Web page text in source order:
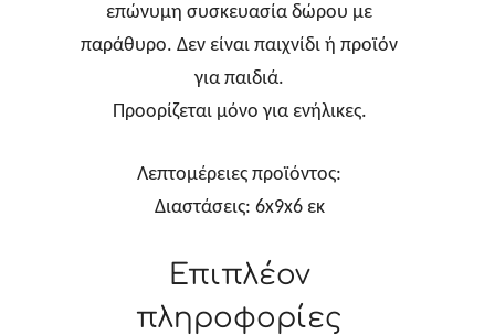
επώνυμη συσκευασία δώρου με
παράθυρο. Δεν είναι παιχνίδι ή προϊόν
για παιδιά.
Προορίζεται μόνο για ενήλικες.
Λεπτομέρειες προϊόντος:
Διαστάσεις: 6x9x6 εκ
Επιπλέον
πληροφορίες